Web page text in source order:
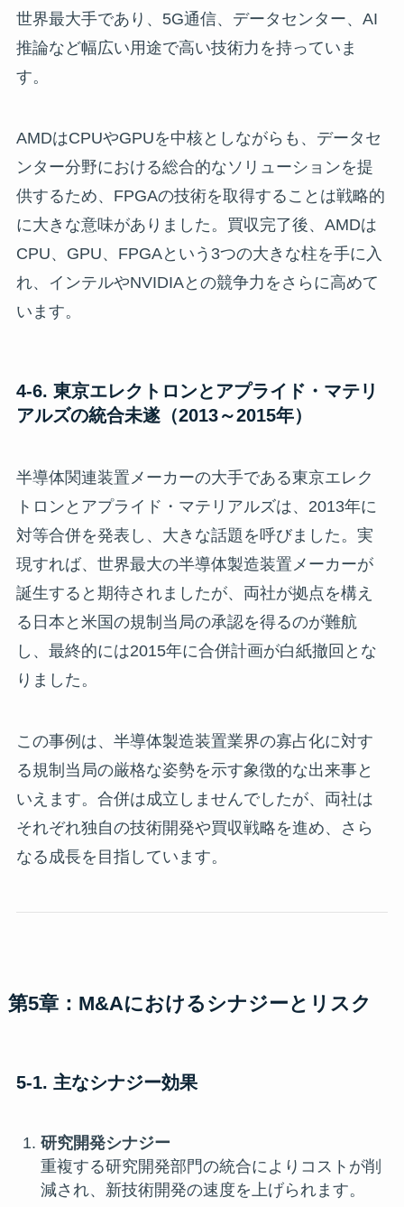
世界最大手であり、5G通信、データセンター、AI
推論など幅広い用途で高い技術力を持っていま
す。
AMDはCPUやGPUを中核としながらも、データセ
ンター分野における総合的なソリューションを提
供するため、FPGAの技術を取得することは戦略的
に大きな意味がありました。買収完了後、AMDは
CPU、GPU、FPGAという3つの大きな柱を手に入
れ、インテルやNVIDIAとの競争力をさらに高めて
います。
4-6. 東京エレクトロンとアプライド・マテリ
アルズの統合未遂（2013～2015年）
半導体関連装置メーカーの大手である東京エレク
トロンとアプライド・マテリアルズは、2013年に
対等合併を発表し、大きな話題を呼びました。実
現すれば、世界最大の半導体製造装置メーカーが
誕生すると期待されましたが、両社が拠点を構え
る日本と米国の規制当局の承認を得るのが難航
し、最終的には2015年に合併計画が白紙撤回とな
りました。
この事例は、半導体製造装置業界の寡占化に対す
る規制当局の厳格な姿勢を示す象徴的な出来事と
いえます。合併は成立しませんでしたが、両社は
それぞれ独自の技術開発や買収戦略を進め、さら
なる成長を目指しています。
第5章：M&Aにおけるシナジーとリスク
5-1. 主なシナジー効果
研究開発シナジー
重複する研究開発部門の統合によりコストが削
減され、新技術開発の速度を上げられます。